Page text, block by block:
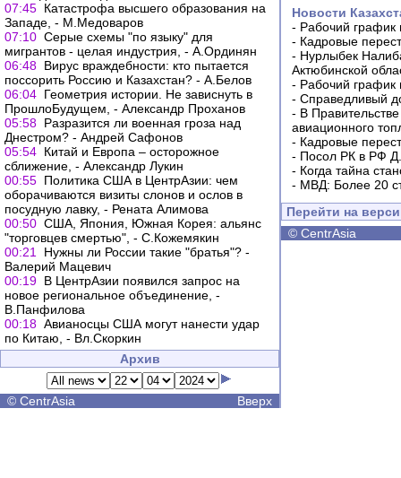
07:45 Катастрофа высшего образования на
Западе, - М.Медоваров
07:10 Серые схемы "по языку" для
мигрантов - целая индустрия, - А.Ординян
06:48 Вирус враждебности: кто пытается
поссорить Россию и Казахстан? - А.Белов
06:04 Геометрия истории. Не зависнуть в
ПрошлоБудущем, - Александр Проханов
05:58 Разразится ли военная гроза над
Днестром? - Андрей Сафонов
05:54 Китай и Европа – осторожное
сближение, - Александр Лукин
00:55 Политика США в ЦентрАзии: чем
оборачиваются визиты слонов и ослов в
посудную лавку, - Рената Алимова
00:50 США, Япония, Южная Корея: альянс
"торговцев смертью", - С.Кожемякин
00:21
Нужны ли России такие "братья"? -
Валерий Мацевич
00:19 В ЦентрАзии появился запрос на
новое региональное объединение, -
В.Панфилова
00:18 Авианосцы США могут нанести удар
по Китаю, - Вл.Скоркин
Архив
© CentrAsia Вверх
Новости
- Рабочий график
- Кадровые
- Нурлыбек
Актюбинской
- Рабочий график
- Справедливый
- В
авиационного
- Кадровые
- Посол РК в РФ
- Когда тайна
- МВД: Более 20
Перейти на
© CentrAsia